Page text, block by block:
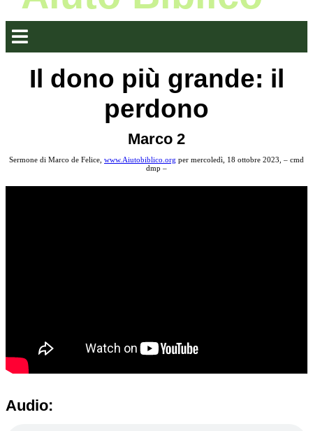
Il dono più grande: il
perdono
Marco 2
Sermone di Marco de Felice, www.Aiutobiblico.org per mercoledì, 18 ottobre 2023, – cmd
dmp –
Audio: